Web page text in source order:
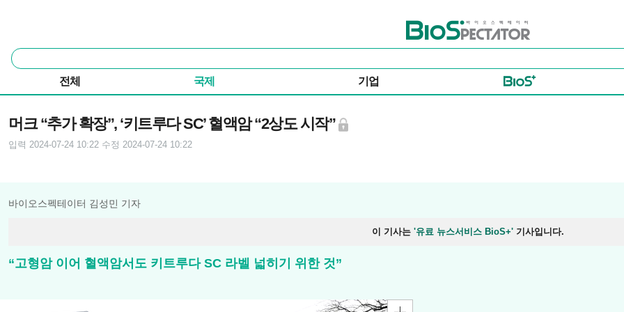
바이오스펙테이터
통
합
색
전체 국제 기업
머크 “추가 확장”, ‘키트루다 SC’ 혈액암 “2상도 시작”
입력 2024-07-24 10:22 수정 2024-07-24 10:22
바이오스펙테이터 김성민 기자
이 기사는 '유료 뉴스서비스 BioS+' 기사입니다.
“고형암 이어 혈액암서도 키트루다 SC 라벨 넓히기 위한 것”